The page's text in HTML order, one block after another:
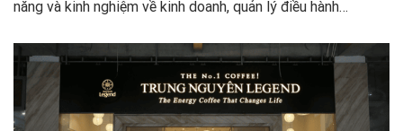
năng và kinh nghiệm về kinh doanh, quản lý điều hành…